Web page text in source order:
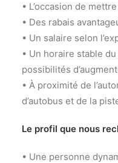
• L’occasion de
• Des rabais
• Un salaire selon
• Un horaire stable
possibilités
• À proximité de
d’autobus et de la
Le profil que nous
• Une personne